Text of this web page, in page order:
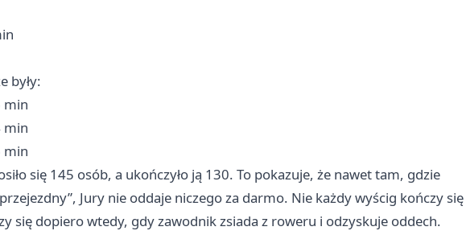
były:
min
min
min
się 145 osób, a ukończyło ją 130. To pokazuje, że nawet tam, gdzie
Jury nie oddaje niczego za darmo. Nie każdy wyścig kończy się
się dopiero wtedy, gdy zawodnik zsiada z roweru i odzyskuje oddech.